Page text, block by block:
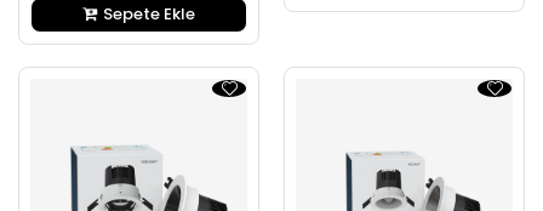
Sepete Ekle